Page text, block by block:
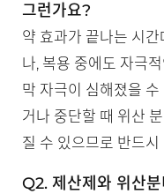
그런가요?
약 효과가 끝나는 시
나, 복용 중에도 자극
막 자극이 심해졌을 수
거나 중단할 때 위산
질 수 있으므로 반드
Q2. 제산제와 위산